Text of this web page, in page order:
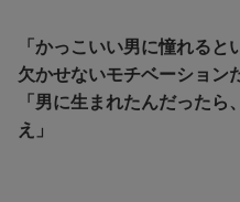
「かっこいい男に憧れる
欠かせないモチベーション
「男に生まれたんだった
え」